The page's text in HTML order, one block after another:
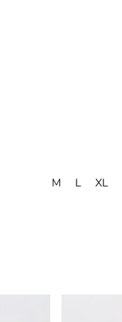
M L XL